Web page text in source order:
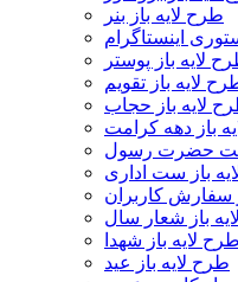
طرح لایه باز بنر
اینستاگرام
لایه باز پوستر
لایه باز تقویم
لایه باز حجاب
باز دهه کرامت
حضرت رسول
باز ست اداری
سفارش کاربران
باز شعار سال
طرح لایه باز شهدا
طرح لایه باز عید